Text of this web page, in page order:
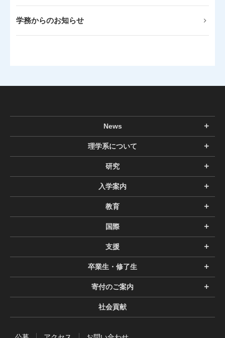
学務からのお知らせ
News
理学系について
研究
入学案内
教育
国際
支援
卒業生・修了生
寄付のご案内
社会貢献